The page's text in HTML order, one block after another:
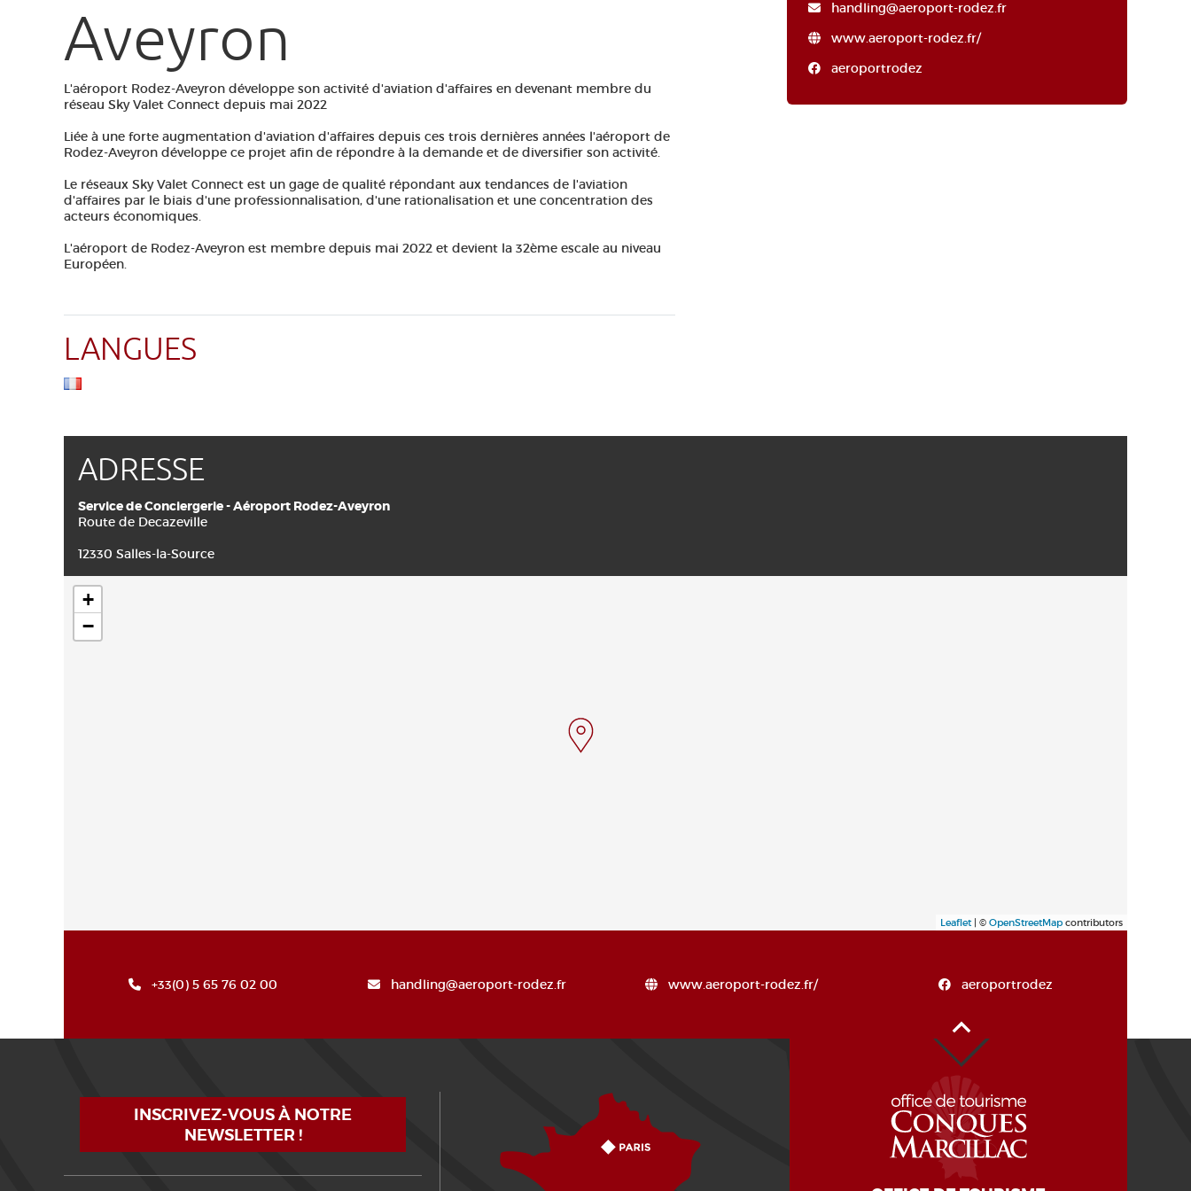
Aveyron
L'aéroport Rodez-Aveyron développe son activité d'aviation d'affaires en devenant membre du
réseau Sky Valet Connect depuis mai 2022
Liée à une forte augmentation d'aviation d'affaires depuis ces trois dernières années l'aéroport de
Rodez-Aveyron développe ce projet afin de répondre à la demande et de diversifier son activité.
Le réseaux Sky Valet Connect est un gage de qualité répondant aux tendances de l'aviation
d'affaires par le biais d'une professionnalisation, d'une rationalisation et une concentration des
acteurs économiques.
L'aéroport de Rodez-Aveyron est membre depuis mai 2022 et devient la 32ème escale au niveau
Européen.
LANGUES
handling@aeroport-rodez.fr
www.aeroport-rodez.fr/
aeroportrodez
ADRESSE
Service de Conciergerie - Aéroport Rodez-Aveyron
Route de Decazeville
12330 Salles-la-Source
+
−
Leaflet| © OpenStreetMap contributors
+33(0) 5 65 76 02 00 handling@aeroport-rodez.fr www.aeroport-rodez.fr/ aeroportrodez
INSCRIVEZ-VOUS À NOTRE
NEWSLETTER !